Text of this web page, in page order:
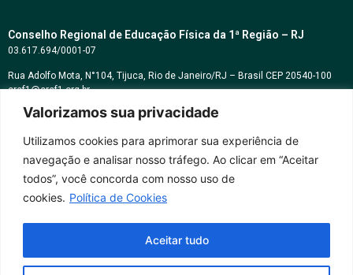
Valorizamos sua privacidade
Utilizamos cookies para aprimorar sua experiência de
navegação e analisar nosso tráfego. Ao clicar em “Aceitar
todos”, você concorda com nosso uso de
cookies. Política de Cookies
Aceitar tudo
Conselho Regional de Educação Física da 1ª Região – RJ
03.617.694/0001-07
Rua Adolfo Mota, N°104, Tijuca, Rio de Janeiro/RJ – Brasil CEP 20540-100
cref1@cref1.org.br
Assessoria de comunicação:
Horários de atendimento:
Whatsapp: (21) 2569-2398